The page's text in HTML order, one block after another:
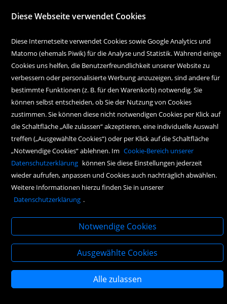
Montag bis Freitag:
10.00 Uhr bis 18.00 Uhr
Samstag:
10.00 Uhr bis 17.00 Uhr
Socialicon | Kundenkontoicon
Diese Webseite verwendet Cookies
Diese Internetseite verwendet Cookies sowie Google Analytics und
Matomo (ehemals Piwik) für die Analyse und Statistik. Während einige
Cookies uns helfen, die Benutzerfreundlichkeit unserer Website zu
verbessern oder personalisierte Werbung anzuzeigen, sind andere für
bestimmte Funktionen (z. B. für den Warenkorb) notwendig. Sie
können selbst entscheiden, ob Sie der Nutzung von Cookies
zustimmen. Sie können diese nicht notwendigen Cookies per Klick auf
die Schaltfläche „Alle zulassen“ akzeptieren, eine individuelle Auswahl
treffen („Ausgewählte Cookies“) oder per Klick auf die Schaltfläche
„Notwendige Cookies“ ablehnen. Im Cookie-Bereich unserer
Datenschutzerklärung können Sie diese Einstellungen jederzeit
wieder aufrufen, anpassen und Cookies auch nachträglich abwählen.
Weitere Informationen hierzu finden Sie in unserer
Datenschutzerklärung .
Notwendige Cookies
Ausgewählte Cookies
Alle zulassen